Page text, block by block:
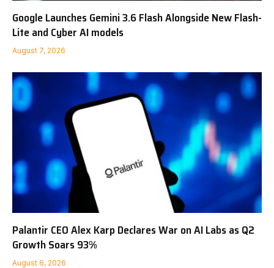
Google Launches Gemini 3.6 Flash Alongside New Flash-
Lite and Cyber AI models
August 7, 2026
Palantir CEO Alex Karp Declares War on AI Labs as Q2
Growth Soars 93%
August 6, 2026